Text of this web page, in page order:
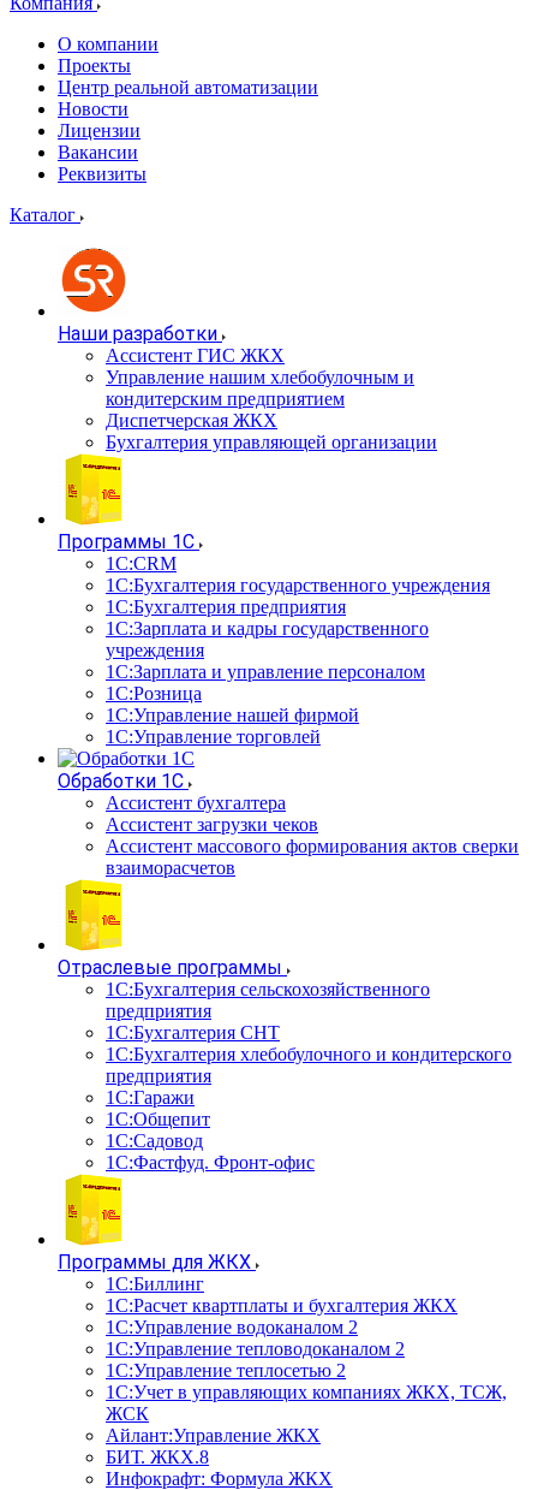
О компании
Проекты
Центр реальной автоматизации
Новости
Лицензии
Вакансии
Реквизиты
Каталог
Наши разработки
Ассистент ГИС ЖКХ
Управление нашим хлебобулочным и
кондитерским предприятием
Диспетчерская ЖКХ
Бухгалтерия управляющей организации
Программы 1С
1С:CRM
1С:Бухгалтерия государственного учреждения
1С:Бухгалтерия предприятия
1С:Зарплата и кадры государственного
учреждения
1С:Зарплата и управление персоналом
1С:Розница
1С:Управление нашей фирмой
1С:Управление торговлей
Обработки 1С
Ассистент бухгалтера
Ассистент загрузки чеков
Ассистент массового формирования актов сверки
взаиморасчетов
Отраслевые программы
1С:Бухгалтерия сельскохозяйственного
предприятия
1С:Бухгалтерия СНТ
1С:Бухгалтерия хлебобулочного и кондитерского
предприятия
1С:Гаражи
1С:Общепит
1С:Садовод
1С:Фастфуд. Фронт-офис
Программы для ЖКХ
1С:Биллинг
1С:Расчет квартплаты и бухгалтерия ЖКХ
1С:Управление водоканалом 2
1С:Управление тепловодоканалом 2
1С:Управление теплосетью 2
1С:Учет в управляющих компаниях ЖКХ, ТСЖ,
ЖСК
Айлант:Управление ЖКХ
БИТ. ЖКХ.8
Инфокрафт: Формула ЖКХ